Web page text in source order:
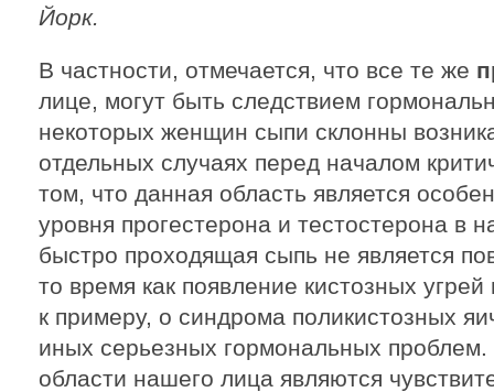
Йорк.
В частности, отмечается, что все те же
лице, могут быть следствием
некоторых женщин сыпи склонны
отдельных случаях перед началом
том, что данная область является
уровня прогестерона и тестостерона в
быстро проходящая сыпь не является
то время как появление кистозных
к примеру, о синдрома поликистозных
иных серьезных гормональных проблем.
области нашего лица являются